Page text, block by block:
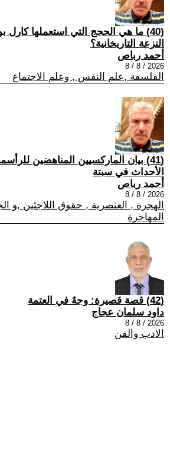
(40) ما هي الحجج التي استعملها
النزعة التاريخانية؟
أحمد رباص
2026 / 8 / 8
الفلسفة ,علم النفس , وعلم الاجتماع
(41) بيان الماركسيين المناهضين
الأحداث في سبتة
أحمد رباص
2026 / 8 / 8
الهجرة , العنصرية , حقوق اللاجئين ,و
المهاجرة
(42) قصة قصيرة: وجهٌ في العتمة
داود سلمان عجاج
2026 / 8 / 8
الادب والفن